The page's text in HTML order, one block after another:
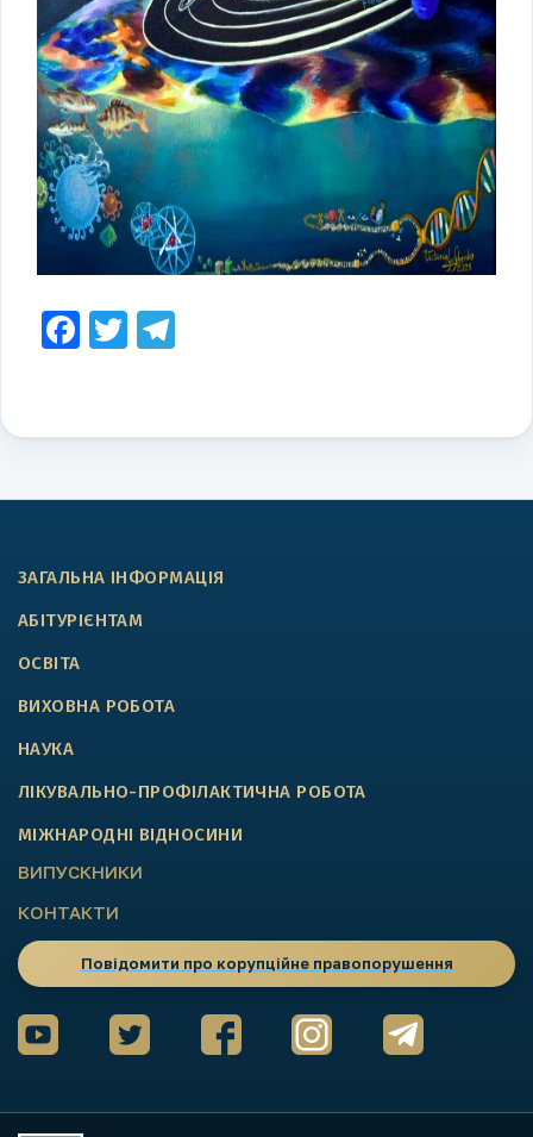
Facebook
Twitter
ЗАГАЛЬНА ІНФОРМАЦІЯ
АБІТУРІЄНТАМ
ОСВІТА
ВИХОВНА РОБОТА
НАУКА
ЛІКУВАЛЬНО-ПРОФІЛАКТИЧНА РОБОТА
МІЖНАРОДНІ ВІДНОСИНИ
ВИПУСКНИКИ
КОНТАКТИ
Повідомити про корупційне правопорушення